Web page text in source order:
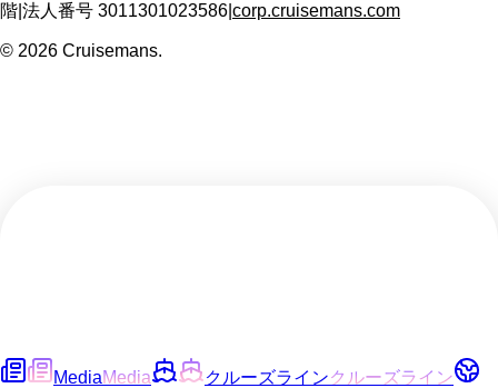
階 法人番号 3011301023586 corp.cruisemans.com
© 2026 Cruisemans.
MediaMedia クルーズラインクルーズライン